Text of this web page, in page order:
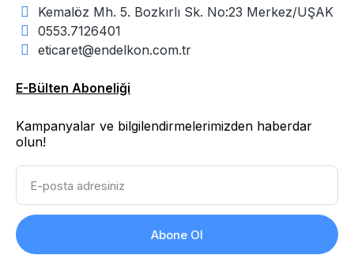
Kemalöz Mh. 5. Bozkırlı Sk. No:23 Merkez/UŞAK
0553.7126401
eticaret@endelkon.com.tr
E-Bülten Aboneliği
Kampanyalar ve bilgilendirmelerimizden haberdar
olun!
Abone Ol